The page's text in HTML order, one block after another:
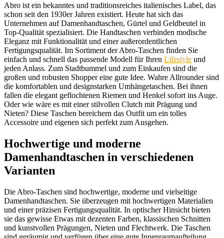
Abro ist ein bekanntes und traditionsreiches italienisches Label, das
schon seit den 1930er Jahren existiert. Heute hat sich das
Unternehmen auf Damenhandtaschen, Gürtel und Geldbeutel in
Top-Qualität spezialisiert. Die Handtaschen verbinden modische
Eleganz mit Funktionalität und einer außerordentlichen
Fertigungsqualität. Im Sortiment der Abro-Taschen finden Sie
einfach und schnell das passende Modell für Ihren Lifestyle und
jeden Anlass. Zum Stadtbummel und zum Einkaufen sind die
großen und robusten Shopper eine gute Idee. Wahre Allrounder sind
die komfortablen und designstarken Umhängetaschen. Bei ihnen
fallen die elegant geflochtenen Riemen und Henkel sofort ins Auge.
Oder wie wäre es mit einer stilvollen Clutch mit Prägung und
Nieten? Diese Taschen bereichern das Outfit um ein tolles
Accessoire und eigenen sich perfekt zum Ausgehen.
Hochwertige und moderne
Damenhandtaschen in verschiedenen
Varianten
Die Abro-Taschen sind hochwertige, moderne und vielseitige
Damenhandtaschen. Sie überzeugen mit hochwertigen Materialien
und einer präzisen Fertigungsqualität. In optischer Hinsicht bieten
sie das gewisse Etwas mit dezenten Farben, klassischen Schnitten
und kunstvollen Prägungen, Nieten und Flechtwerk. Die Taschen